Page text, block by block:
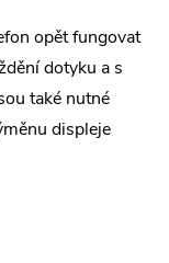
opět fungovat
dotyku a s
také nutné
displeje